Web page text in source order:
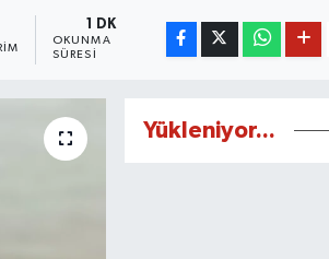
1 DK
OKUNMA
SÜRESI
Yükleniyor...